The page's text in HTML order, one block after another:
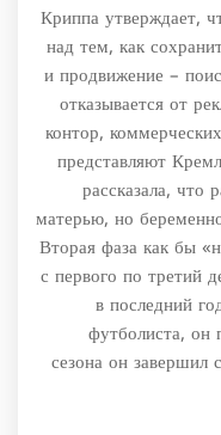
Криппа утверждает,
над тем, как
и продвижение –
отказывается от
контор,
представляют
рассказала, что
матерью, но
Вторая фаза как бы
с первого по третий
в последний
футболиста, он
сезона он